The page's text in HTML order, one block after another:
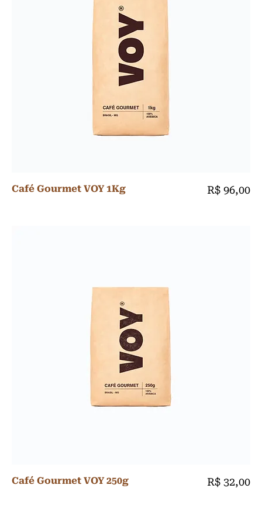
Café Gourmet VOY 1Kg Preço
R$ 96,00
Café Gourmet VOY 250g Preço
R$ 32,00